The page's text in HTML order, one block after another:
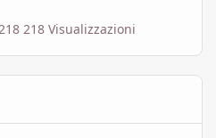
218 Visualizzazioni